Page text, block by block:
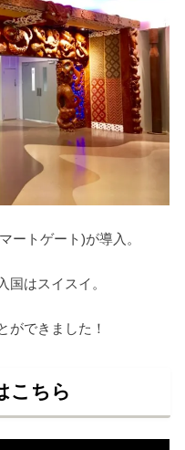
ートゲート)が導入。
国はスイスイ。
ができました！
こちら